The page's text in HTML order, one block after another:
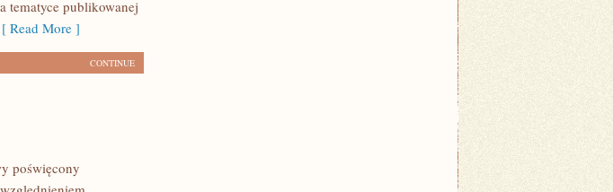
tematyce publikowanej
[ Read More ]
CONTINUE
poświęcony